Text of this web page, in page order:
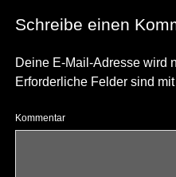
Schreibe einen
Deine E-Mail-Adresse wird
Erforderliche Felder sind mit
Kommentar